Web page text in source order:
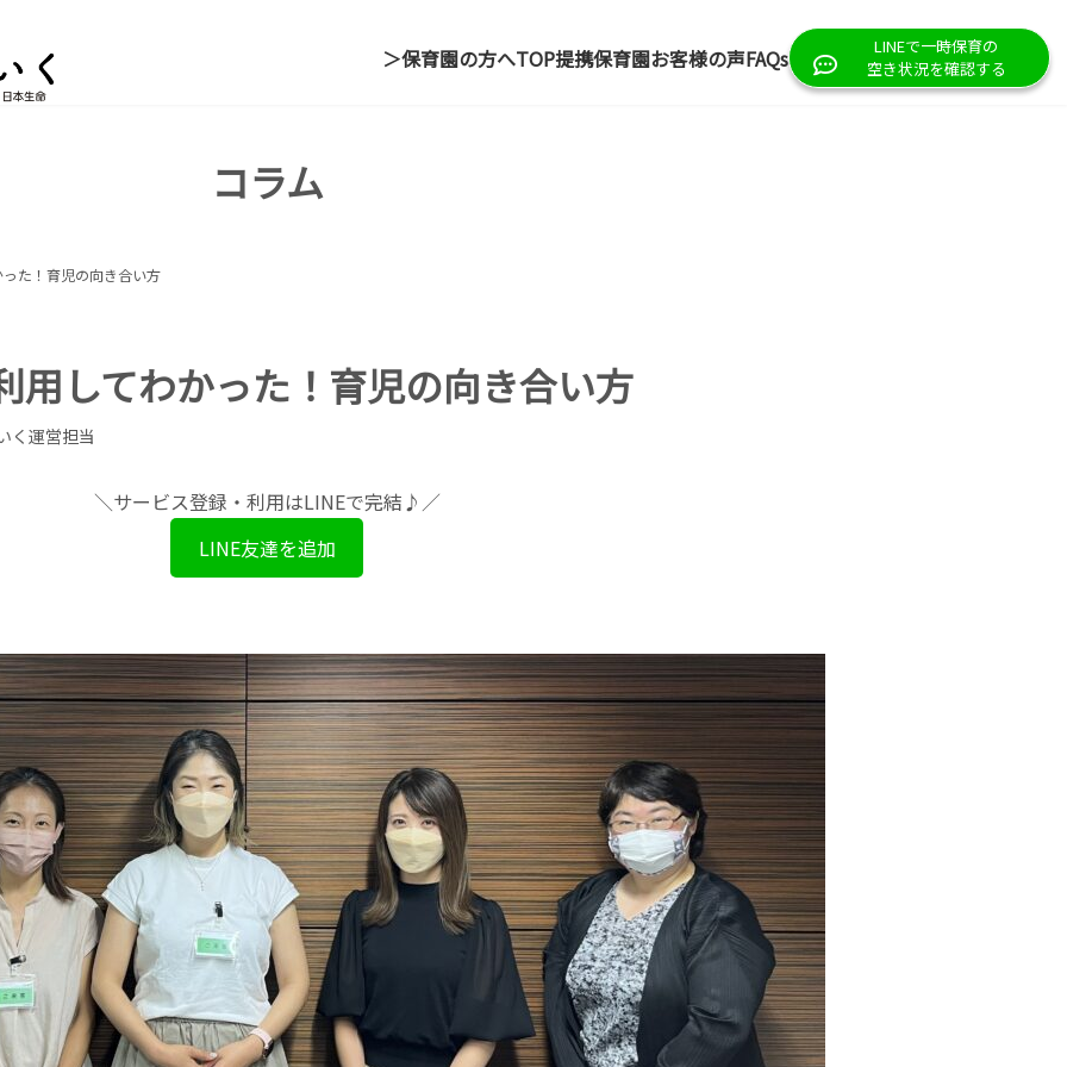
＞保育園の方へTOP提携保育園お客様の声FAQs
LINEで一時保育の
空き状況を確認する
コラム
た！育児の向き合い方
用してわかった！育児の向き合い方
く運営担当
＼サービス登録・利用はLINEで完結♪／
LINE友達を追加